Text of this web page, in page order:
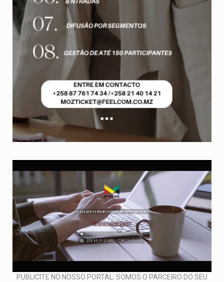
PUBLICITE NO NOSSO PORTAL: SOMOS O PARCEIRO DO SEU